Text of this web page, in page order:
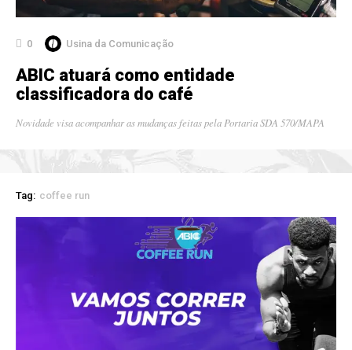
0 Usina da Comunicação
ABIC atuará como entidade
classificadora do café
Novidade visa acompanhar as mudanças feitas pela Portaria SDA 570/MAPA
Tag: coffee run